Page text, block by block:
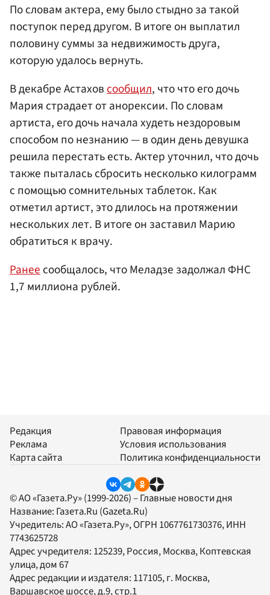
По словам актера, ему было стыдно за такой
поступок перед другом. В итоге он выплатил
половину суммы за недвижимость друга,
которую удалось вернуть.
В декабре Астаховсообщил, что что его дочь
Мария страдает от анорексии. По словам
артиста, его дочь начала худеть нездоровым
способом по незнанию — в один день девушка
решила перестать есть. Актер уточнил, что дочь
также пыталась сбросить несколько килограмм
с помощью сомнительных таблеток. Как
отметил артист, это длилось на протяжении
нескольких лет. В итоге он заставил Марию
обратиться к врачу.
Ранеесообщалось, что Меладзе задолжал ФНС
1,7 миллиона рублей.
Редакция
Реклама
Карта сайта
Правовая информация
Условия использования
Политика конфиденциальности
© АО «Газета.Ру» (1999-2026) – Главные новости дня
Название: Газета.Ru (Gazeta.Ru)
Учредитель:АО «Газета.Ру», ОГРН 1067761730376, ИНН
7743625728
Адрес учредителя: 125239, Россия, Москва, Коптевская
улица, дом 67
Адрес редакции и издателя: 117105, г. Москва,
Варшавское шоссе, д.9, стр.1